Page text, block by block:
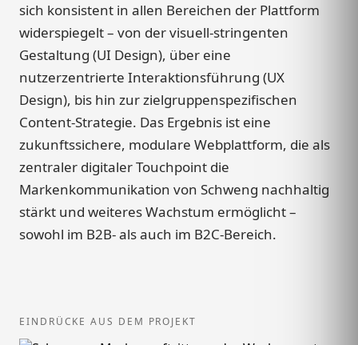
sich konsistent in allen Bereichen der Plattform
widerspiegelt – von der visuell-stringenten
Gestaltung (UI Design), über eine
nutzerzentrierte Interaktionsführung (UX
Design), bis hin zur zielgruppenspezifischen
Content-Strategie. Das Ergebnis ist eine
zukunftssichere, modulare Webplattform, die als
zentraler digitaler Touchpoint die
Markenkommunikation von Schweng nachhaltig
stärkt und weiteres Wachstum ermöglicht –
sowohl im B2B- als auch im B2C-Bereich.
EINDRÜCKE AUS DEM PROJEKT